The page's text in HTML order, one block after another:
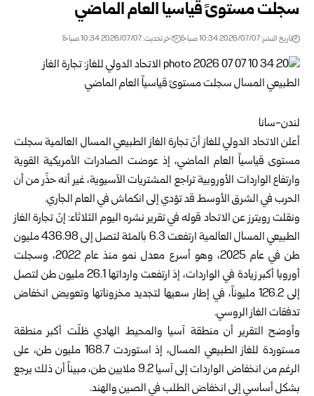
سجلت مستوىً قياسياً العام الماضي
تاريخ النشر: 2026/07/07 10:34 صباحًا اخر تحديث: 2026/07/07 10:34 صباحًا
لندن-سانا
أعلن الاتحاد الدولي للغاز أنّ تجارة الغاز الطبيعي المسال العالمية سجلت
مستوى قياسياً العام الماضي، إذ عوضت الصادرات الأمريكية القوية
وارتفاع الواردات الأوروبية تراجع المشتريات الآسيوية، غير أنه حذّر من أن
الحرب في الشرق الأوسط قد تؤدي إلى انكماش في العام الجاري.
ونقلت رويترز عن الاتحاد قوله في تقرير نشره اليوم الثلاثاء: إنّ تجارة الغاز
الطبيعي المسال العالمية ارتفعت 6.3 بالمئة لتصل إلى 436.98 مليون
طن في عام 2025، وهو أسرع معدل نمو منذ عام 2022، وسجلت
أوروبا أكبر زيادة في الواردات، إذ ارتفعت وارداتها 26.1 مليون طن لتصل
إلى 126.2 مليوناً، في إطار سعيها لتجديد مخزوناتها وتعويض انخفاض
تدفقات الغاز الروسي.
وأوضح التقرير أن منطقة آسيا والمحيط الهادي ظلّت أكبر منطقة
مستوردة للغاز الطبيعي المسال، إذ استوردت 168.7 مليون طن، على
الرغم من انخفاض الواردات إلى آسيا 9.2 ملايين طن، مبيناً أن ذلك يرجع
بشكل أساسي إلى انخفاض الطلب في الصين والهند.